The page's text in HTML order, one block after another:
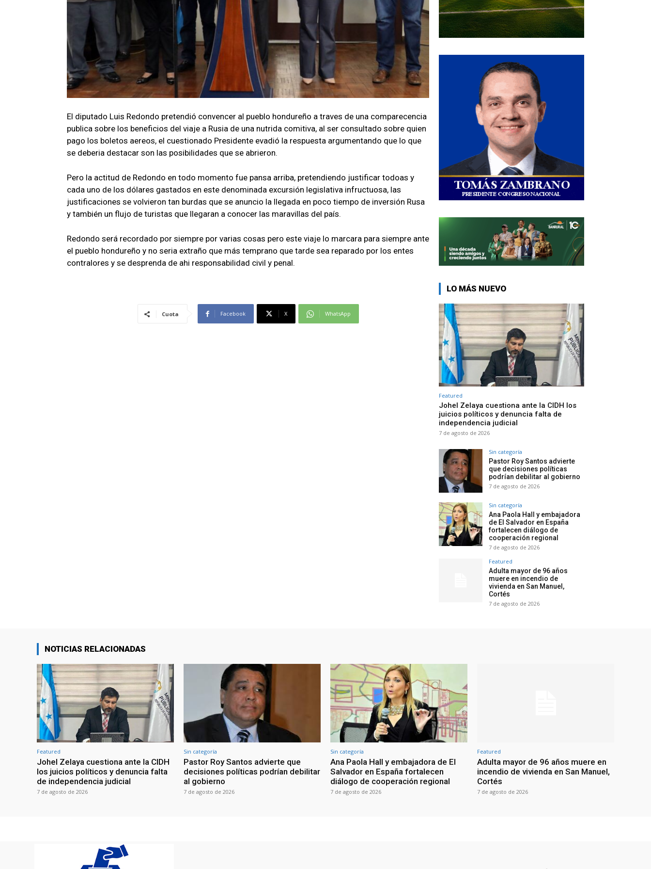
El diputado Luis Redondo pretendió convencer al pueblo hondureño a traves de una comparecencia
publica sobre los beneficios del viaje a Rusia de una nutrida comitiva, al ser consultado sobre quien
pago los boletos aereos, el cuestionado Presidente evadió la respuesta argumentando que lo que
se deberia destacar son las posibilidades que se abrieron.
Pero la actitud de Redondo en todo momento fue pansa arriba, pretendiendo justificar todoas y
cada uno de los dólares gastados en este denominada excursión legislativa infructuosa, las
justificaciones se volvieron tan burdas que se anuncio la llegada en poco tiempo de inversión Rusa
y también un flujo de turistas que llegaran a conocer las maravillas del país.
Redondo será recordado por siempre por varias cosas pero este viaje lo marcara para siempre ante
el pueblo hondureño y no seria extraño que más temprano que tarde sea reparado por los entes
contralores y se desprenda de ahi responsabilidad civil y penal.
Cuota Facebook X WhatsApp
LO MÁS NUEVO
Featured
Johel Zelaya cuestiona ante la CIDH los
juicios políticos y denuncia falta de
independencia judicial
7 de agosto de 2026
Sin categoría
Pastor Roy Santos advierte
que decisiones políticas
podrían debilitar al gobierno
7 de agosto de 2026
Sin categoría
Ana Paola Hall y embajadora
de El Salvador en España
fortalecen diálogo de
cooperación regional
7 de agosto de 2026
Featured
Adulta mayor de 96 años
muere en incendio de
vivienda en San Manuel,
Cortés
7 de agosto de 2026
NOTICIAS RELACIONADAS
Featured
Johel Zelaya cuestiona ante la CIDH
los juicios políticos y denuncia falta
de independencia judicial
7 de agosto de 2026
Sin categoría
Pastor Roy Santos advierte que
decisiones políticas podrían debilitar
al gobierno
7 de agosto de 2026
Sin categoría
Ana Paola Hall y embajadora de El
Salvador en España fortalecen
diálogo de cooperación regional
7 de agosto de 2026
Featured
Adulta mayor de 96 años muere en
incendio de vivienda en San Manuel,
Cortés
7 de agosto de 2026